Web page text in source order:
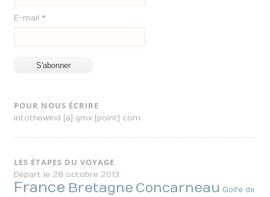
E-mail *
POUR NOUS ÉCRIRE
intothewind [à] gmx [point] com
LES ÉTAPES DU VOYAGE
Départ le 28 octobre 2013
France Bretagne Concarneau Golfe de